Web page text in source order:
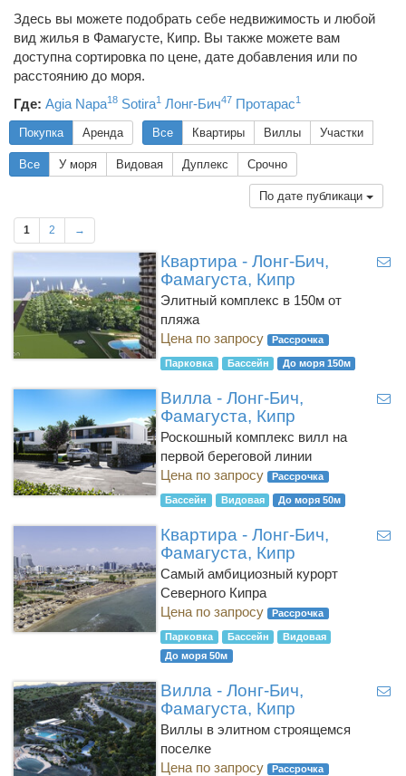
Здесь вы можете подобрать себе недвижимость и любой
вид жилья в Фамагусте, Кипр. Вы также можете вам
доступна сортировка по цене, дате добавления или по
расстоянию до моря.
Где: Agia Napa18 Sotira1 Лонг-Бич47 Протарас1
Покупка Аренда Все Квартиры Виллы Участки
Все У моря Видовая Дуплекс Срочно
По дате публикаци
1 2 →
Квартира - Лонг-Бич,
Фамагуста, Кипр
Элитный комплекс в 150м от
пляжа
Цена по запросу
Рассрочка
Парковка Бассейн До моря 150м
Вилла - Лонг-Бич,
Фамагуста, Кипр
Роскошный комплекс вилл на
первой береговой линии
Цена по запросу
Рассрочка
Бассейн Видовая До моря 50м
Квартира - Лонг-Бич,
Фамагуста, Кипр
Самый амбициозный курорт
Северного Кипра
Цена по запросу
Рассрочка
Парковка Бассейн
Видовая
До моря 50м
Вилла - Лонг-Бич,
Фамагуста, Кипр
Виллы в элитном строящемся
поселке
Цена по запросу
Рассрочка